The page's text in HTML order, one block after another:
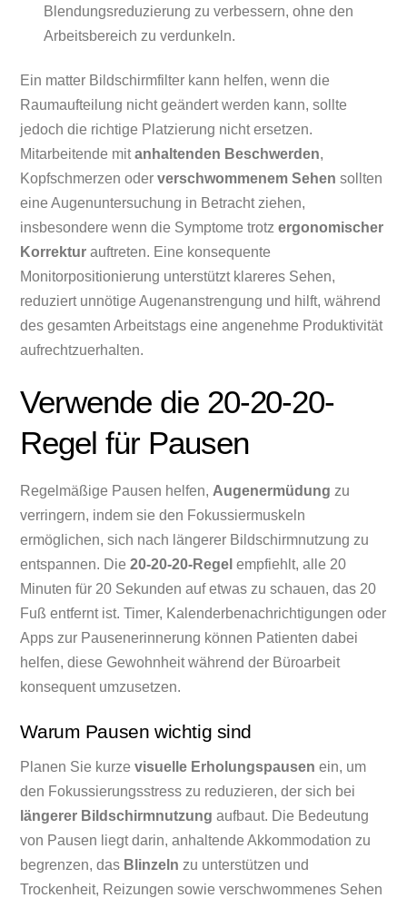
Blendungsreduzierung zu verbessern, ohne den
Arbeitsbereich zu verdunkeln.
Ein matter Bildschirmfilter kann helfen, wenn die
Raumaufteilung nicht geändert werden kann, sollte
jedoch die richtige Platzierung nicht ersetzen.
Mitarbeitende mitanhaltenden Beschwerden,
Kopfschmerzen oderverschwommenem Sehen sollten
eine Augenuntersuchung in Betracht ziehen,
insbesondere wenn die Symptome trotzergonomischer
Korrektur auftreten. Eine konsequente
Monitorpositionierung unterstützt klareres Sehen,
reduziert unnötige Augenanstrengung und hilft, während
des gesamten Arbeitstags eine angenehme Produktivität
aufrechtzuerhalten.
Verwende die 20-20-20-
Regel für Pausen
Regelmäßige Pausen helfen,Augenermüdung zu
verringern, indem sie den Fokussiermuskeln
ermöglichen, sich nach längerer Bildschirmnutzung zu
entspannen. Die20-20-20-Regel empfiehlt, alle 20
Minuten für 20 Sekunden auf etwas zu schauen, das 20
Fuß entfernt ist. Timer, Kalenderbenachrichtigungen oder
Apps zur Pausenerinnerung können Patienten dabei
helfen, diese Gewohnheit während der Büroarbeit
konsequent umzusetzen.
Warum Pausen wichtig sind
Planen Sie kurzevisuelle Erholungspausen ein, um
den Fokussierungsstress zu reduzieren, der sich bei
längerer Bildschirmnutzung aufbaut. Die Bedeutung
von Pausen liegt darin, anhaltende Akkommodation zu
begrenzen, das Blinzeln zu unterstützen und
Trockenheit, Reizungen sowie verschwommenes Sehen